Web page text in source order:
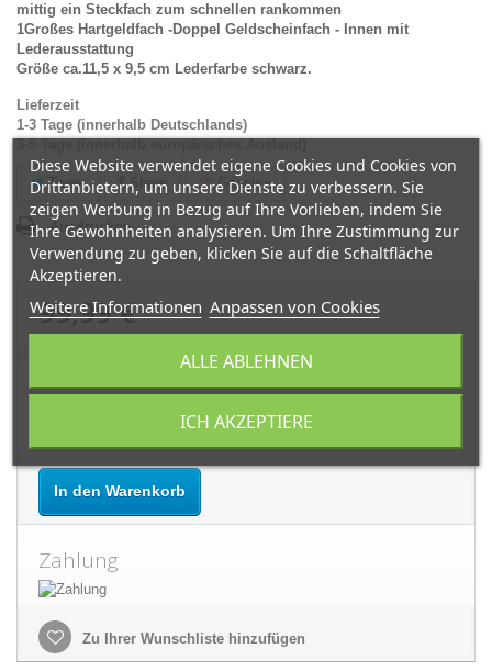
mittig ein Steckfach zum schnellen rankommen
1Großes Hartgeldfach -Doppel Geldscheinfach - Innen mit
Lederausstattung
Größe ca.11,5 x 9,5 cm Lederfarbe schwarz.
Lieferzeit
1-3 Tage (innerhalb Deutschlands)
Tweet Share Google+
Ausdrucken
99,99 €
In den Warenkorb
Zahlung
Zu Ihrer Wunschliste hinzufügen
Diese Website verwendet eigene Cookies und Cookies von
Drittanbietern, um unsere Dienste zu verbessern. Sie
zeigen Werbung in Bezug auf Ihre Vorlieben, indem Sie
Ihre Gewohnheiten analysieren. Um Ihre Zustimmung zur
Verwendung zu geben, klicken Sie auf die Schaltfläche
Akzeptieren.
Weitere Informationen Anpassen von Cookies
ALLE ABLEHNEN
ICH AKZEPTIERE